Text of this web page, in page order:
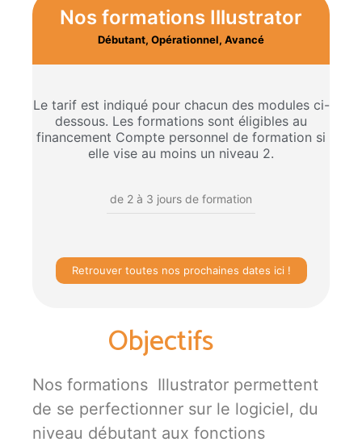
Nos formations Illustrator
Débutant, Opérationnel, Avancé
Le tarif est indiqué pour chacun des modules ci-
dessous. Les formations sont éligibles au
financement Compte personnel de formation si
elle vise au moins un niveau 2.
de 2 à 3 jours de formation
Retrouver toutes nos prochaines dates ici !
Objectifs
Nos formations Illustrator permettent
de se perfectionner sur le logiciel, du
niveau débutant aux fonctions